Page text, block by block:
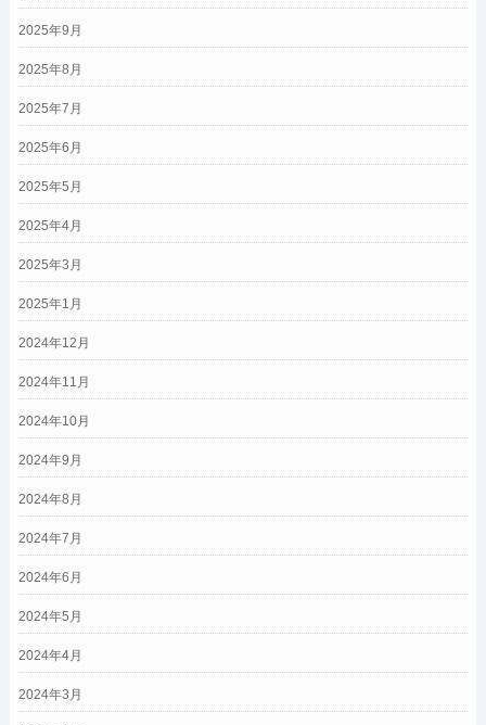
2025年9月
2025年8月
2025年7月
2025年6月
2025年5月
2025年4月
2025年3月
2025年1月
2024年12月
2024年11月
2024年10月
2024年9月
2024年8月
2024年7月
2024年6月
2024年5月
2024年4月
2024年3月